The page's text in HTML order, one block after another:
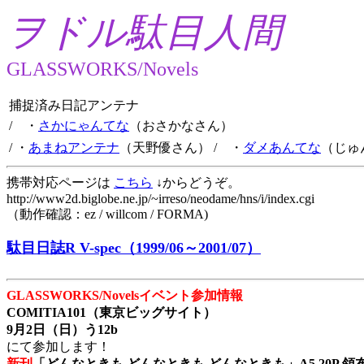
ヲドル駄目人間
GLASSWORKS/Novels
捕捉済み日記アンテナ
/ ・ さかにゃんてな （おさかなさん）
/ ・ あまねアンテナ （天野優さん） / ・ ダメあんてな （じ
携帯対応ページは こちら ↓からどうぞ。
http://www2d.biglobe.ne.jp/~irreso/neodame/hns/i/index.cgi
（動作確認：ez / willcom / FORMA)
駄目日誌R V-spec（1999/06～2001/07）
GLASSWORKS/Novelsイベント参加情報
COMITIA101（東京ビッグサイト）
9月2日（日）う12b
にて参加します！